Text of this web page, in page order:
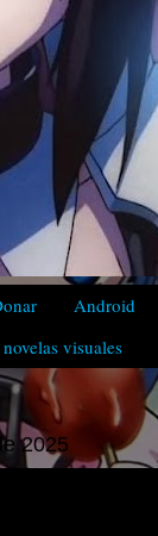
Android
visuales
2025